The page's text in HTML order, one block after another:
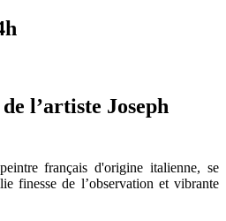
l’artiste Joseph
français d'origine italienne, se
finesse de l’observation et vibrante